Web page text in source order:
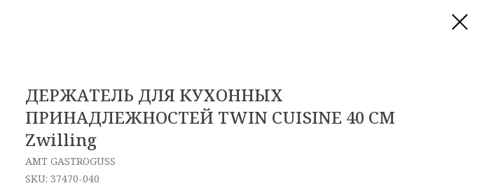
ДЕРЖАТЕЛЬ ДЛЯ КУХОННЫХ
ПРИНАДЛЕЖНОСТЕЙ TWIN CUISINE 40 СМ
Zwilling
AMT GASTROGUSS
SKU: 37470-040